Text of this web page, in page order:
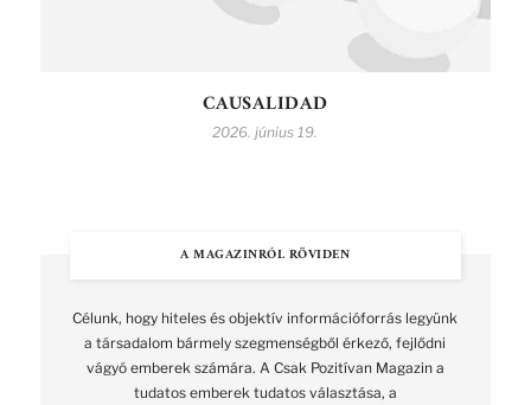
CAUSALIDAD
2026. június 19.
A MAGAZINRÓL RÖVIDEN
Célunk, hogy hiteles és objektív információforrás legyünk
a társadalom bármely szegmenségből érkező, fejlődni
vágyó emberek számára. A Csak Pozitívan Magazin a
tudatos emberek tudatos választása, a